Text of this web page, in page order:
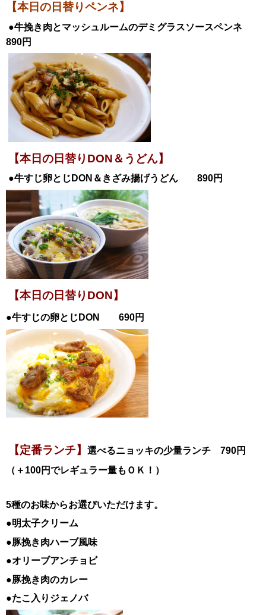
【本日の日替りペンネ】
●牛挽き肉とマッシュルームのデミグラスソースペンネ
890円
【本日の日替りDON＆うどん】
●牛すじ卵とじDON＆きざみ揚げうどん 890円
【本日の日替りDON】
●牛すじの卵とじ DON 690円
【定番ランチ】
選べるニョッキの少量ランチ 790円
（＋100円でレギュラー量もＯＫ！）
5種のお味からお選びいただけます。
●明太子クリーム
●豚挽き肉ハーブ風味
●オリーブアンチョビ
●豚挽き肉のカレー
●たこ入りジェノバ